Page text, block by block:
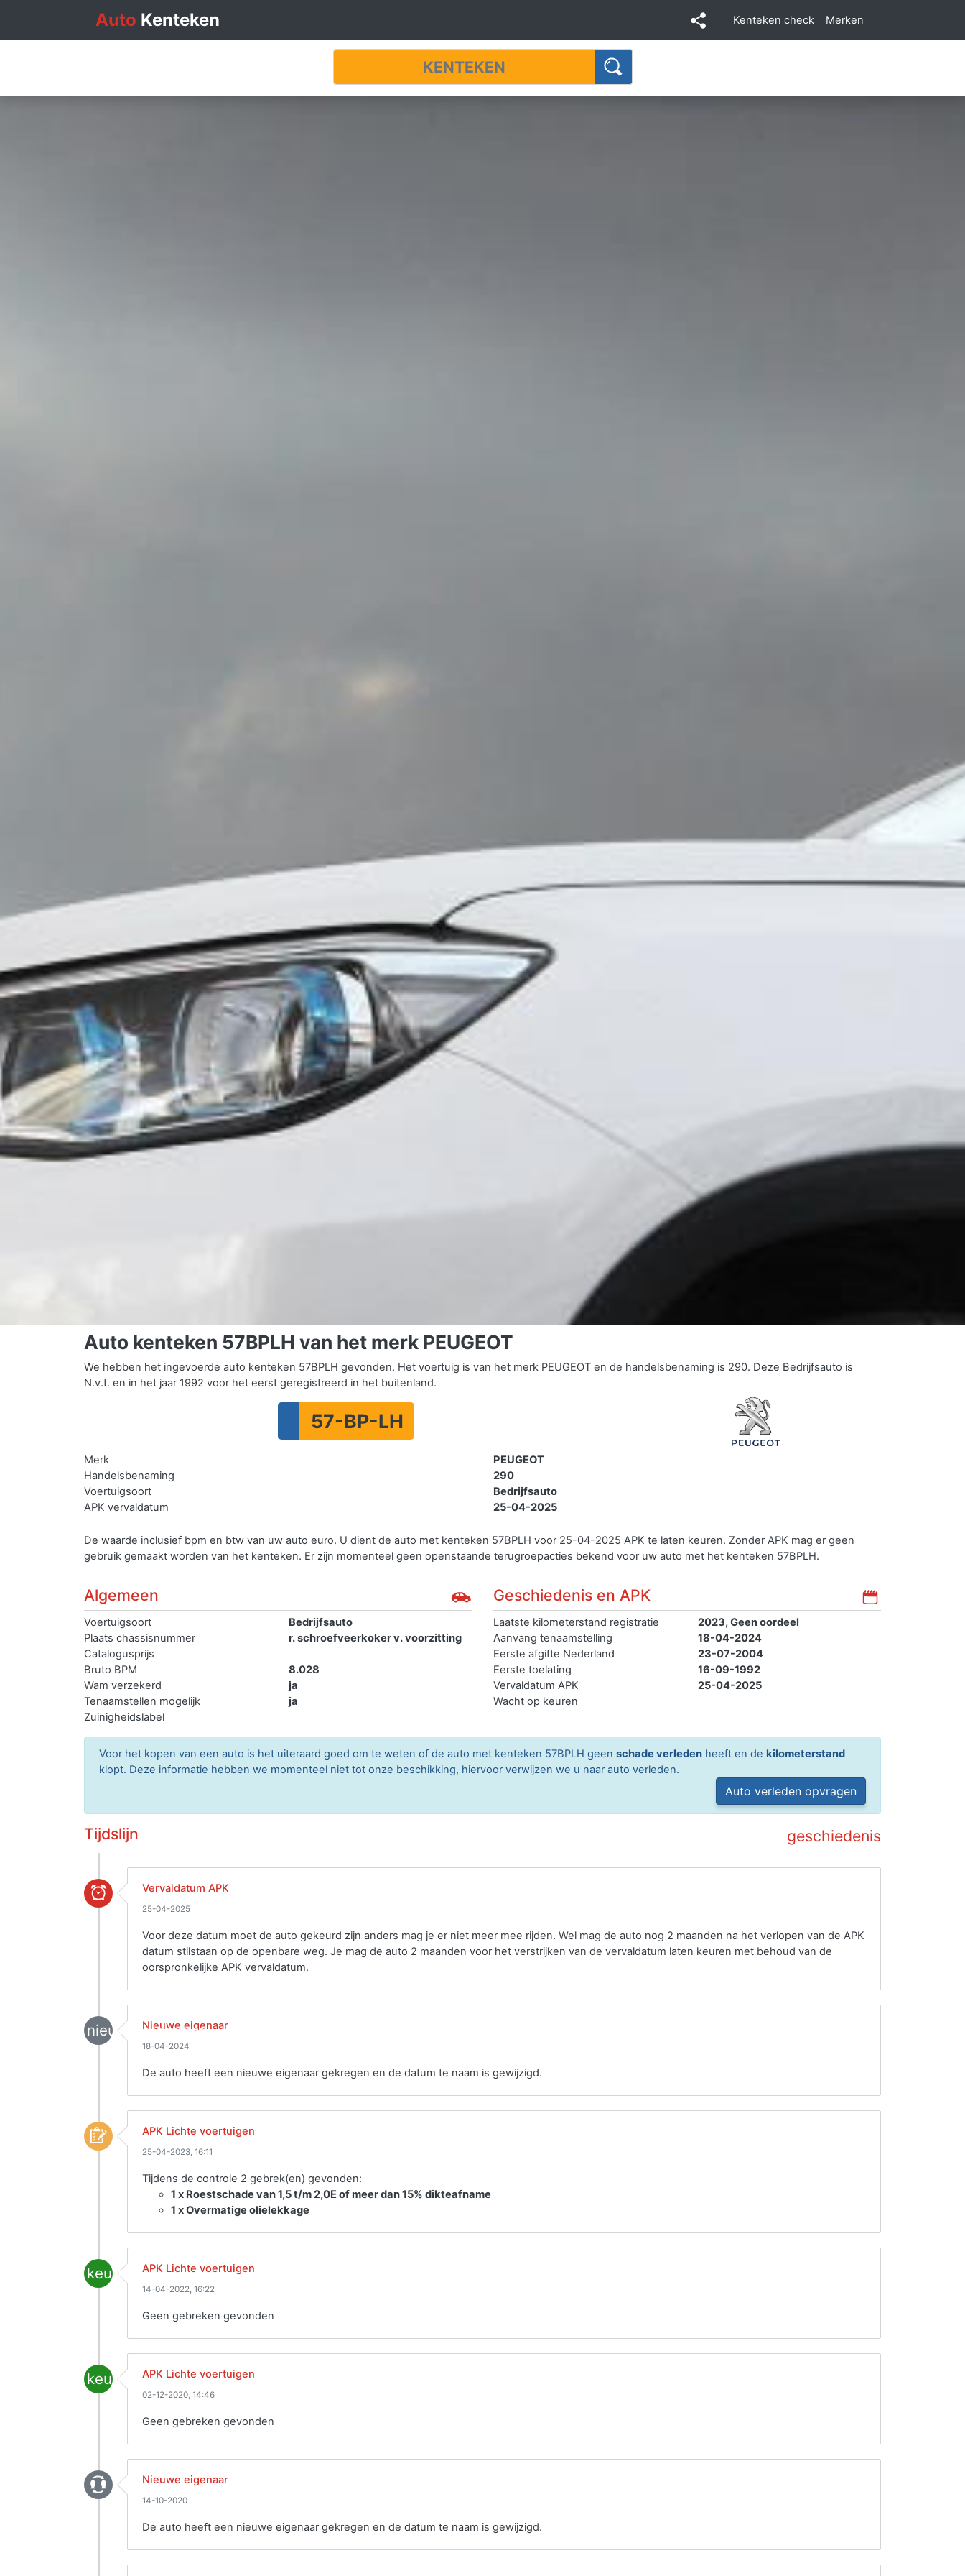
Auto Kenteken Kenteken check Merken
Auto kenteken 57BPLH van het merk PEUGEOT
We hebben het ingevoerde auto kenteken 57BPLH gevonden. Het voertuig is van het merk PEUGEOT en de handelsbenaming is 290. Deze Bedrijfsauto is
N.v.t. en in het jaar 1992 voor het eerst geregistreerd in het buitenland.
57-BP-LH
Merk
PEUGEOT
Handelsbenaming
290
Voertuigsoort
Bedrijfsauto
APK vervaldatum
25-04-2025
De waarde inclusief bpm en btw van uw auto euro. U dient de auto met kenteken 57BPLH voor 25-04-2025 APK te laten keuren. Zonder APK mag er geen
gebruik gemaakt worden van het kenteken. Er zijn momenteel geen openstaande terugroepacties bekend voor uw auto met het kenteken 57BPLH.
Algemeen
Voertuigsoort
Bedrijfsauto
Plaats chassisnummer
r. schroefveerkoker v. voorzitting
Catalogusprijs
Bruto BPM
8.028
Wam verzekerd
ja
Tenaamstellen mogelijk
ja
Zuinigheidslabel
Geschiedenis en APK
Laatste kilometerstand registratie
2023, Geen oordeel
Aanvang tenaamstelling
18-04-2024
Eerste afgifte Nederland
23-07-2004
Eerste toelating
16-09-1992
Vervaldatum APK
25-04-2025
Wacht op keuren
Voor het kopen van een auto is het uiteraard goed om te weten of de auto met kenteken 57BPLH geen schade verleden heeft en de kilometerstand
klopt. Deze informatie hebben we momenteel niet tot onze beschikking, hiervoor verwijzen we u naar auto verleden.
Auto verleden opvragen
geschiedenis
Tijdslijn
Vervaldatum APK
25-04-2025
Voor deze datum moet de auto gekeurd zijn anders mag je er niet meer mee rijden. Wel mag de auto nog 2 maanden na het verlopen van de APK
datum stilstaan op de openbare weg. Je mag de auto 2 maanden voor het verstrijken van de vervaldatum laten keuren met behoud van de
oorspronkelijke APK vervaldatum.
nieuwe_eigenaar
Nieuwe eigenaar
18-04-2024
De auto heeft een nieuwe eigenaar gekregen en de datum te naam is gewijzigd.
APK Lichte voertuigen
25-04-2023, 16:11
Tijdens de controle 2 gebrek(en) gevonden:
1 x Roestschade van 1,5 t/m 2,0E of meer dan 15% dikteafname
1 x Overmatige olielekkage
keuring APK Lichte voertuigen
14-04-2022, 16:22
Geen gebreken gevonden
keuring APK Lichte voertuigen
02-12-2020, 14:46
Geen gebreken gevonden
Nieuwe eigenaar
14-10-2020
De auto heeft een nieuwe eigenaar gekregen en de datum te naam is gewijzigd.